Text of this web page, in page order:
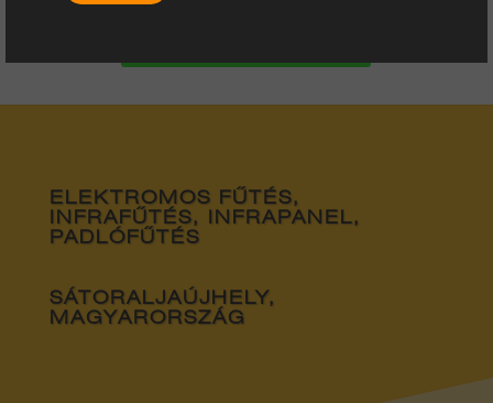
ELEKTROMOS FŰTÉS,
INFRAFŰTÉS, INFRAPANEL,
PADLÓFŰTÉS
SÁTORALJAÚJHELY,
MAGYARORSZÁG